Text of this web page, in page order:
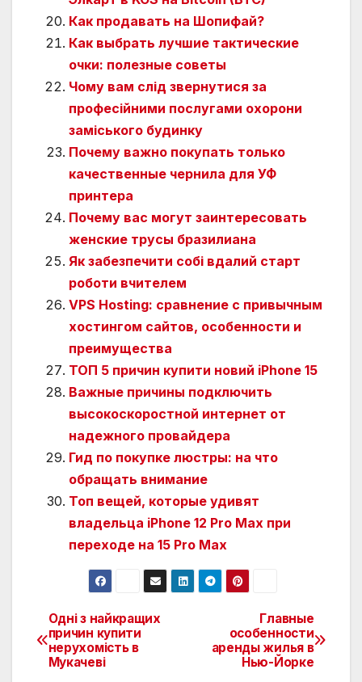
Как продавать на Шопифай?
Как выбрать лучшие тактические
очки: полезные советы
Чому вам слід звернутися за
професійними послугами охорони
заміського будинку
Почему важно покупать только
качественные чернила для УФ
принтера
Почему вас могут заинтересовать
женские трусы бразилиана
Як забезпечити собі вдалий старт
роботи вчителем
VPS Hosting: сравнение с привычным
хостингом сайтов, особенности и
преимущества
ТОП 5 причин купити новий iPhone 15
Важные причины подключить
высокоскоростной интернет от
надежного провайдера
Гид по покупке люстры: на что
обращать внимание
Топ вещей, которые удивят
владельца iPhone 12 Pro Max при
переходе на 15 Pro Max
Навигация
по
Главные
особенности
аренды жилья в
Нью-Йорке
Одні з найкращих
причин купити
нерухомість в
Мукачеві